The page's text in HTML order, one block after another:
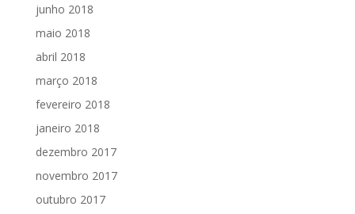
junho 2018
maio 2018
abril 2018
março 2018
fevereiro 2018
janeiro 2018
dezembro 2017
novembro 2017
outubro 2017